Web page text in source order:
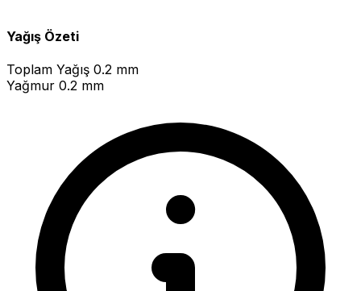
Yağış Özeti
Toplam Yağış 0.2 mm
Yağmur 0.2 mm